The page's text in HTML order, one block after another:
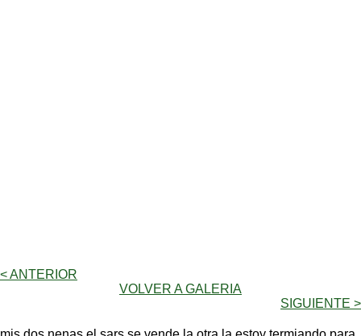
< ANTERIOR
VOLVER A GALERIA
SIGUIENTE >